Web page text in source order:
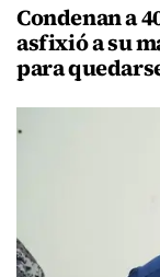
Condenan a
asfixió a su
para